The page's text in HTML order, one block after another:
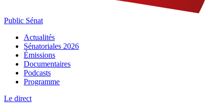
Public Sénat
Actualités
Sénatoriales 2026
Émissions
Documentaires
Podcasts
Programme
Le direct